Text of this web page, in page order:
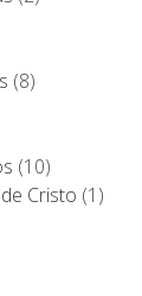
(8)
(10)
Cristo (1)